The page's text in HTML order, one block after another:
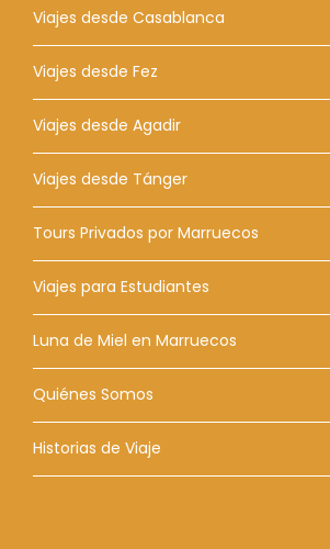
Viajes desde Casablanca
Viajes desde Fez
Viajes desde Agadir
Viajes desde Tánger
Tours Privados por Marruecos
Viajes para Estudiantes
Luna de Miel en Marruecos
Quiénes Somos
Historias de Viaje